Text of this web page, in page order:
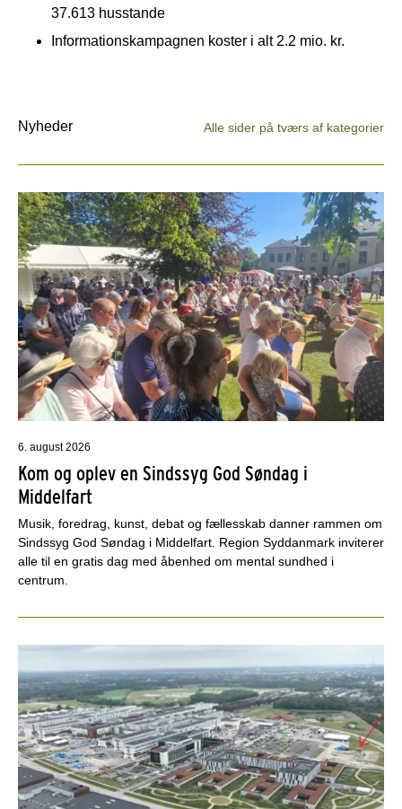
37.613 husstande
Informationskampagnen koster i alt 2.2 mio. kr.
Nyheder Alle sider på tværs af kategorier
6. august 2026
Kom og oplev en Sindssyg God Søndag i
Middelfart
Musik, foredrag, kunst, debat og fællesskab danner rammen om
Sindssyg God Søndag i Middelfart. Region Syddanmark inviterer
alle til en gratis dag med åbenhed om mental sundhed i
centrum.